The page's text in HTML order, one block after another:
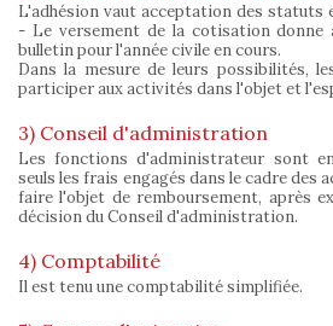
L'adhésion vaut acceptation des statuts
- Le versement de la cotisation donne
bulletin pour l'année civile en cours.
Dans la mesure de leurs possibilités,
participer aux activités dans l'objet et
3) Conseil d'administration
Les fonctions d'administrateur sont
seuls les frais engagés dans le cadre des
faire l'objet de remboursement, après
décision du Conseil d'administration.
4) Comptabilité
Il est tenu une comptabilité simplifiée.